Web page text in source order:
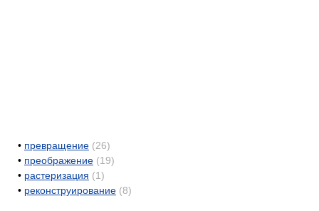
• превращение (26)
• преображение (19)
• растеризация (1)
• реконструирование (8)